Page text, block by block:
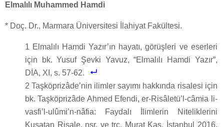
Elmalılı Muhammed Hamdi
* Doç. Dr., Marmara Üniversitesi İlahiyat Fakültesi.
1 Elmalılı Hamdi Yazır’ın hayatı, görüşleri ve eserleri
için bk. Yusuf Şevki Yavuz, “Elmalılı Hamdi Yazır”,
DİA, XI, s. 57-62.
2 Taşköprizâde’nin ilimler sayımı hakkında risalesi için
bk. Taşköprizâde Ahmed Efendi, er-Risâletü’l-câmia li-
vasfi’l-ulûmi’n-nâfia: Faydalı İlimlerin Niteliklerini
Kuşatan Risale, nşr. ve trc. Murat Kaş, İstanbul 2016,